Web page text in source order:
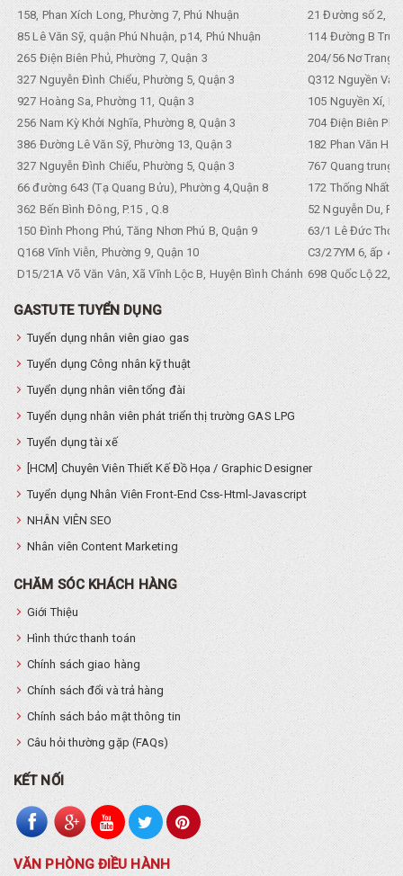
158, Phan Xích Long, Phường 7, Phú Nhuận
21 Đường số 2,
85 Lê Văn Sỹ, quận Phú Nhuận, p14, Phú Nhuận
114 Đường B
265 Điện Biên Phủ, Phường 7, Quận 3
204/56 Nơ Trang
327 Nguyễn Đình Chiểu, Phường 5, Quận 3
Q312 Nguyền
927 Hoàng Sa, Phường 11, Quận 3
105 Nguyền Xí,
256 Nam Kỳ Khởi Nghĩa, Phường 8, Quận 3
704 Điện Biên
386 Đường Lê Văn Sỹ, Phường 13, Quận 3
182 Phan Văn
327 Nguyễn Đình Chiểu, Phường 5, Quận 3
767 Quang trung,
66 đường 643 (Tạ Quang Bửu), Phường 4,Quận 8
172 Thống Nhất.
362 Bến Bình Đông, P.15 , Q.8
52 Nguyễn Du,
150 Đình Phong Phú, Tăng Nhơn Phú B, Quận 9
63/1 Lê Đức Thọ,
Q168 Vĩnh Viễn, Phường 9, Quận 10
C3/27YM 6, ấp 4,
D15/21A Võ Văn Vân, Xã Vĩnh Lộc B, Huyện Bình Chánh 698 Quốc Lộ 22,
GASTUTE TUYỂN DỤNG
Tuyển dụng nhân viên giao gas
Tuyển dụng Công nhân kỹ thuật
Tuyển dụng nhân viên tổng đài
Tuyển dụng nhân viên phát triển thị trường GAS LPG
Tuyển dụng tài xế
[HCM] Chuyên Viên Thiết Kế Đồ Họa / Graphic Designer
Tuyển dụng Nhân Viên Front-End Css-Html-Javascript
NHÂN VIÊN SEO
Nhân viên Content Marketing
CHĂM SÓC KHÁCH HÀNG
Giới Thiệu
Hình thức thanh toán
Chính sách giao hàng
Chính sách đổi và trả hàng
Chính sách bảo mật thông tin
Câu hỏi thường gặp (FAQs)
KẾT NỐI
VĂN PHÒNG ĐIỀU HÀNH